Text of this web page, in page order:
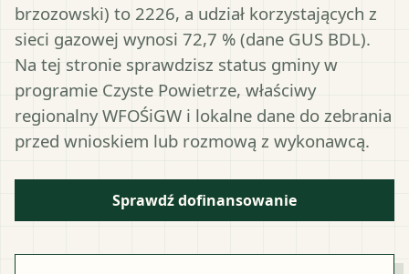
brzozowski) to 2226, a udział korzystających z
sieci gazowej wynosi 72,7 % (dane GUS BDL).
Na tej stronie sprawdzisz status gminy w
programie Czyste Powietrze, właściwy
regionalny WFOŚiGW i lokalne dane do zebrania
przed wnioskiem lub rozmową z wykonawcą.
Sprawdź dofinansowanie